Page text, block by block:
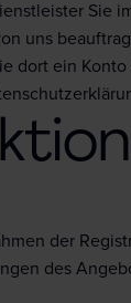
Sie
uns
dort ein
der
des